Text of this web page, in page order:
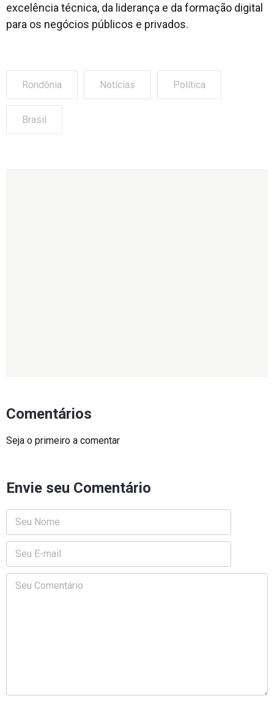
excelência técnica, da liderança e da formação digital
para os negócios públicos e privados.
Rondônia Notícias Política
Brasil
Comentários
Seja o primeiro a comentar
Envie seu Comentário